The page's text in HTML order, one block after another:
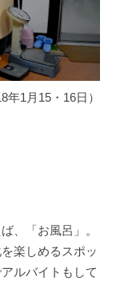
年1月15・16日）
、「お風呂」。
楽しめるスポッ
ルバイトもして